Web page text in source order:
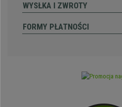
WYSŁKA I ZWROTY
FORMY PŁATNOŚCI